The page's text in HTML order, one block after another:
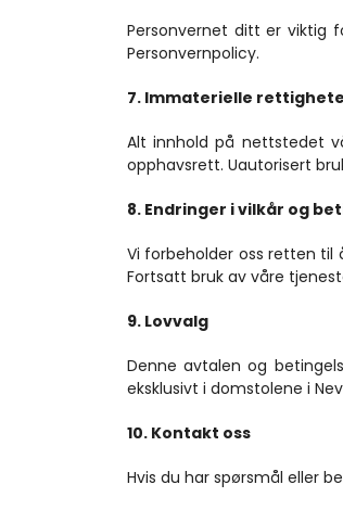
Personvernet ditt er viktig
Personvernpolicy.
7. Immaterielle
Alt innhold på nettstedet
opphavsrett. Uautorisert
8. Endringer i vilkår og
Vi forbeholder oss retten til
Fortsatt bruk av våre
9. Lovvalg
Denne avtalen og
eksklusivt i domstolene i
10. Kontakt oss
Hvis du har spørsmål eller